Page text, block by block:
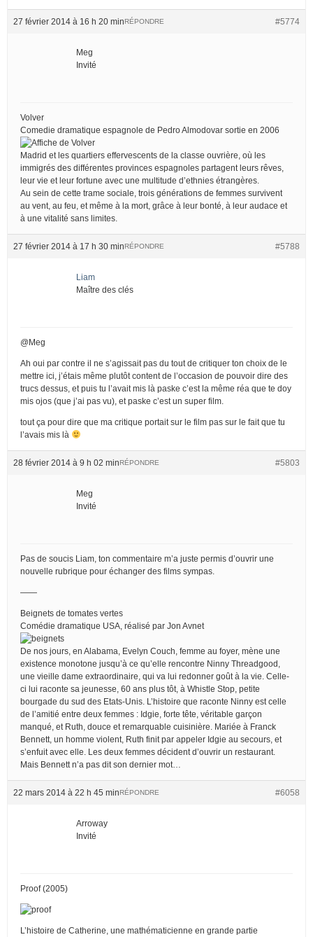
27 février 2014 à 16 h 20 min #5774
RÉPONDRE
Meg
Invité
Volver
Comedie dramatique espagnole de Pedro Almodovar sortie en 2006
Madrid et les quartiers effervescents de la classe ouvrière, où les
immigrés des différentes provinces espagnoles partagent leurs rêves,
leur vie et leur fortune avec une multitude d’ethnies étrangères.
Au sein de cette trame sociale, trois générations de femmes survivent
au vent, au feu, et même à la mort, grâce à leur bonté, à leur audace et
à une vitalité sans limites.
27 février 2014 à 17 h 30 min #5788
RÉPONDRE
Liam
Maître des clés
@Meg
Ah oui par contre il ne s’agissait pas du tout de critiquer ton choix de le
mettre ici, j’étais même plutôt content de l’occasion de pouvoir dire des
trucs dessus, et puis tu l’avait mis là paske c’est la même réa que te doy
mis ojos (que j’ai pas vu), et paske c’est un super film.
tout ça pour dire que ma critique portait sur le film pas sur le fait que tu
l’avais mis là
28 février 2014 à 9 h 02 min #5803
RÉPONDRE
Meg
Invité
Pas de soucis Liam, ton commentaire m’a juste permis d’ouvrir une
nouvelle rubrique pour échanger des films sympas.
——
Beignets de tomates vertes
Comédie dramatique USA, réalisé par Jon Avnet
De nos jours, en Alabama, Evelyn Couch, femme au foyer, mène une
existence monotone jusqu’à ce qu’elle rencontre Ninny Threadgood,
une vieille dame extraordinaire, qui va lui redonner goût à la vie. Celle-
ci lui raconte sa jeunesse, 60 ans plus tôt, à Whistle Stop, petite
bourgade du sud des Etats-Unis. L’histoire que raconte Ninny est celle
de l’amitié entre deux femmes : Idgie, forte tête, véritable garçon
manqué, et Ruth, douce et remarquable cuisinière. Mariée à Franck
Bennett, un homme violent, Ruth finit par appeler Idgie au secours, et
s’enfuit avec elle. Les deux femmes décident d’ouvrir un restaurant.
Mais Bennett n’a pas dit son dernier mot…
22 mars 2014 à 22 h 45 min #6058
RÉPONDRE
Arroway
Invité
Proof (2005)
L’histoire de Catherine, une mathématicienne en grande partie